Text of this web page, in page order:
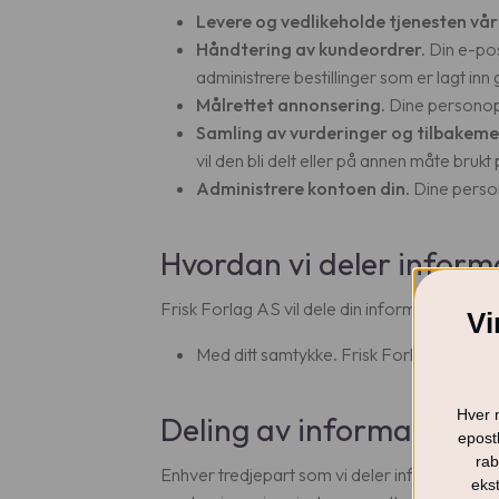
Levere og vedlikeholde tjenesten vår
Håndtering av kundeordrer. Din e-
administrere bestillinger som er lagt inn
Målrettet annonsering. Dine
Samling av vurderinger og
vil den bli delt eller på annen måte brukt
Administrere kontoen din. Dine
Hvordan vi deler
Frisk Forlag AS vil dele din informasjon når
Med ditt samtykke. Frisk Forlag AS vil
Deling av informasjon
Enhver tredjepart som vi deler
Hver